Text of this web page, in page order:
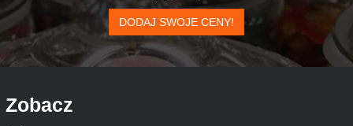
DODAJ SWOJE CENY!
Zobacz